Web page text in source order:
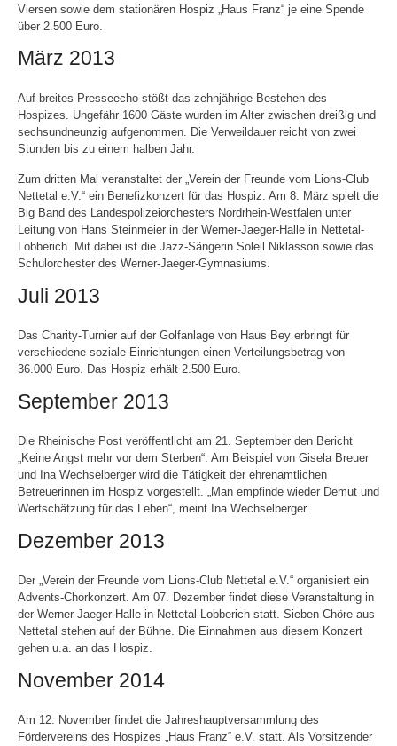
Viersen sowie dem stationären Hospiz „Haus Franz“ je eine Spende
über 2.500 Euro.
März 2013
Auf breites Presseecho stößt das zehnjährige Bestehen des
Hospizes. Ungefähr 1600 Gäste wurden im Alter zwischen dreißig und
sechsundneunzig aufgenommen. Die Verweildauer reicht von zwei
Stunden bis zu einem halben Jahr.
Zum dritten Mal veranstaltet der „Verein der Freunde vom Lions-Club
Nettetal e.V.“ ein Benefizkonzert für das Hospiz. Am 8. März spielt die
Big Band des Landespolizeiorchesters Nordrhein-Westfalen unter
Leitung von Hans Steinmeier in der Werner-Jaeger-Halle in Nettetal-
Lobberich. Mit dabei ist die Jazz-Sängerin Soleil Niklasson sowie das
Schulorchester des Werner-Jaeger-Gymnasiums.
Juli 2013
Das Charity-Turnier auf der Golfanlage von Haus Bey erbringt für
verschiedene soziale Einrichtungen einen Verteilungsbetrag von
36.000 Euro. Das Hospiz erhält 2.500 Euro.
September 2013
Die Rheinische Post veröffentlicht am 21. September den Bericht
„Keine Angst mehr vor dem Sterben“. Am Beispiel von Gisela Breuer
und Ina Wechselberger wird die Tätigkeit der ehrenamtlichen
Betreuerinnen im Hospiz vorgestellt. „Man empfinde wieder Demut und
Wertschätzung für das Leben“, meint Ina Wechselberger.
Dezember 2013
Der „Verein der Freunde vom Lions-Club Nettetal e.V.“ organisiert ein
Advents-Chorkonzert. Am 07. Dezember findet diese Veranstaltung in
der Werner-Jaeger-Halle in Nettetal-Lobberich statt. Sieben Chöre aus
Nettetal stehen auf der Bühne. Die Einnahmen aus diesem Konzert
gehen u.a. an das Hospiz.
November 2014
Am 12. November findet die Jahreshauptversammlung des
Fördervereins des Hospizes „Haus Franz“ e.V. statt. Als Vorsitzender